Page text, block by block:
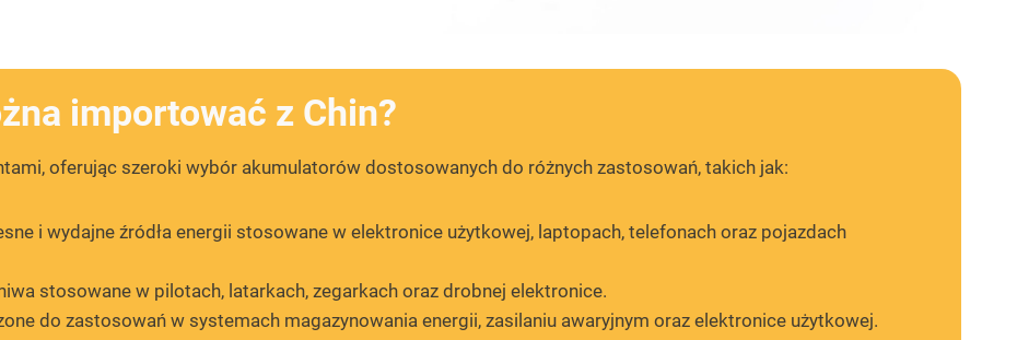
importować z Chin?
oferując szeroki wybór akumulatorów dostosowanych do różnych zastosowań, takich jak:
i wydajne źródła energii stosowane w elektronice użytkowej, laptopach, telefonach oraz pojazdach
stosowane w pilotach, latarkach, zegarkach oraz drobnej elektronice.
do zastosowań w systemach magazynowania energii, zasilaniu awaryjnym oraz elektronice użytkowej.